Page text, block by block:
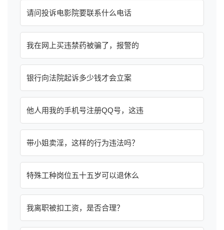
请问投诉电影院要联系什么电话
我在网上买违禁药被骗了，报警的
银行向法院起诉多少钱才会立案
他人用我的手机号注册QQ号，这违
带小姐卖淫，这样的行为违法吗？
特殊工种岗位五十五岁可以退休么
我离职被扣工资，是否合理？